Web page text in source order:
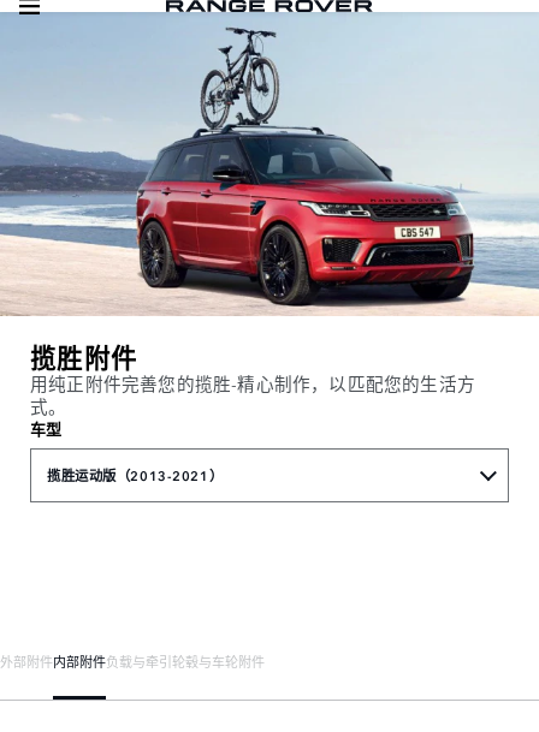
揽胜附件
用纯正附件完善您的揽胜-精心制作，以匹配您的生活方
式。
车型
揽胜运动版（2013-2021）
外部附件内部附件负载与牵引轮毂与车轮附件